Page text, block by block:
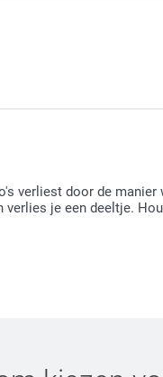
verliest door de manier
verlies je een deeltje.